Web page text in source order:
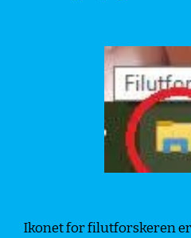
Ikonet for filutforskeren